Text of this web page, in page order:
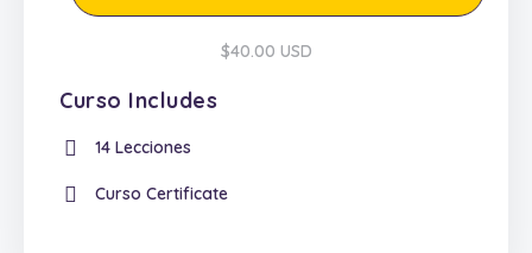
$40.00 USD
Curso Includes
14 Lecciones
Curso Certificate